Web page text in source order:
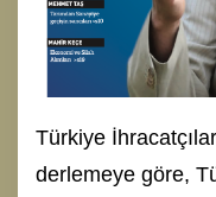
Türkiye
derlemeye göre,